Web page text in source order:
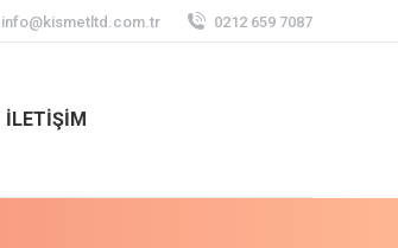
info@kismetltd.com.tr 0212 659 7087
İLETİŞİM